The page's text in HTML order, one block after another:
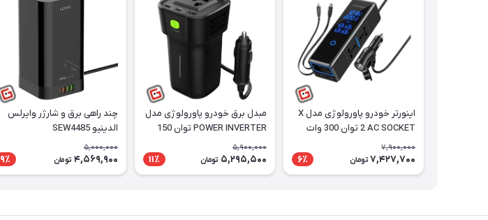
اینورتر خودرو پاورولوژی مدل X
2 AC SOCKET توان 300 وات
7,900,000
7,427,700 تومان 6٪
مبدل برق خودرو پاورولوژی مدل
POWER INVERTER توان 150
5,900,000
5,295,500 تومان 11٪
چند راهی برق و شارژر وایرلس
الدینیو SEW4485
5,000,000
4,569,900 تومان 9٪